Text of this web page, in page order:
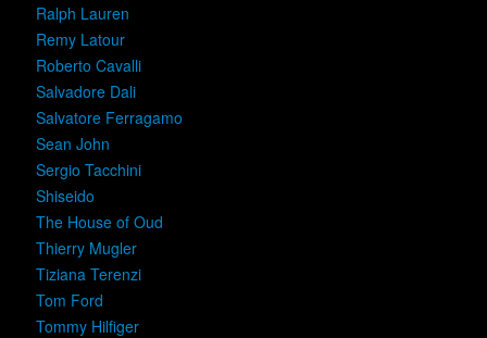
Ralph Lauren
Remy Latour
Roberto Cavalli
Salvadore Dali
Salvatore Ferragamo
Sean John
Sergio Tacchini
Shiseido
The House of Oud
Thierry Mugler
Tiziana Terenzi
Tom Ford
Tommy Hilfiger